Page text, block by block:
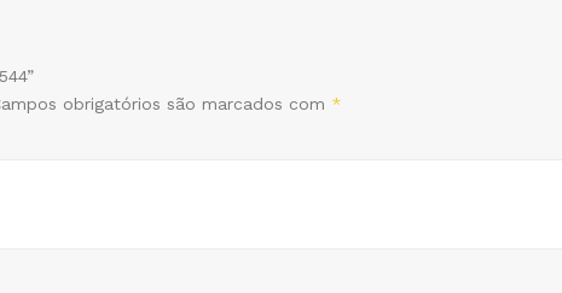
obrigatórios são marcados com *